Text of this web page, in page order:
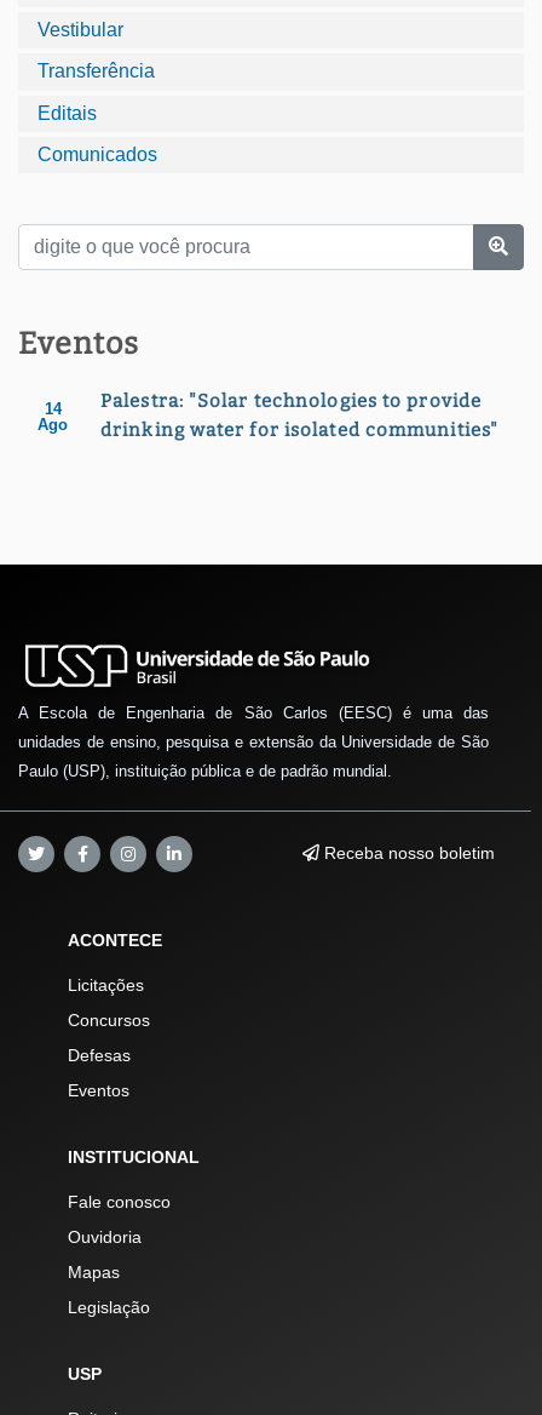
Vestibular
Transferência
Editais
Comunicados
Eventos
14
Ago
Palestra: "Solar technologies to provide
drinking water for isolated communities"
A Escola de Engenharia de São Carlos (EESC) é uma das
unidades de ensino, pesquisa e extensão da Universidade de São
Paulo (USP), instituição pública e de padrão mundial.
Receba nosso boletim
ACONTECE
Licitações
Concursos
Defesas
Eventos
INSTITUCIONAL
Fale conosco
Ouvidoria
Mapas
Legislação
USP